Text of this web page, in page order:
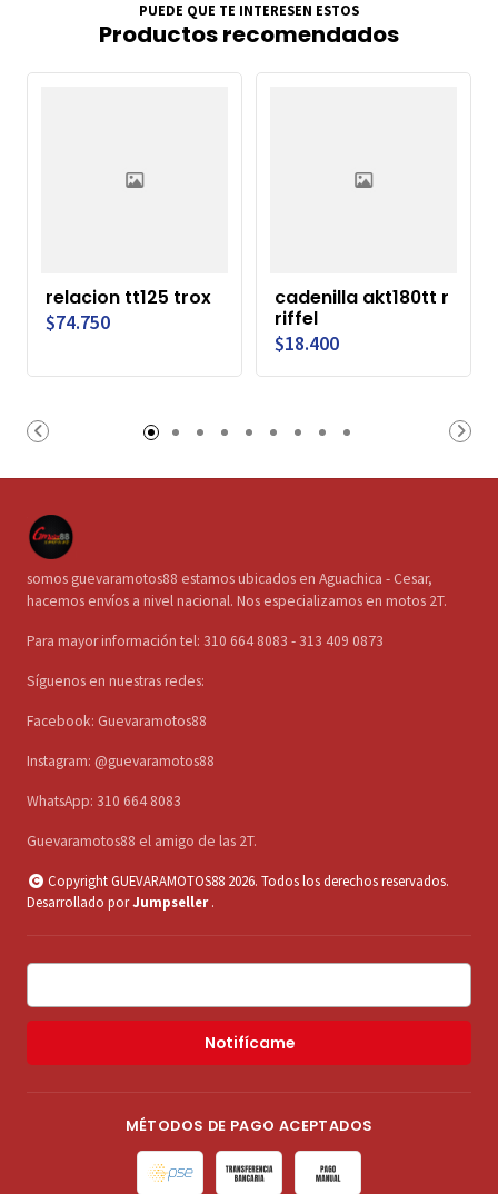
PUEDE QUE TE INTERESEN ESTOS
Productos recomendados
relacion tt125 trox
$74.750
cadenilla akt180tt r
riffel
$18.400
somos guevaramotos88 estamos ubicados en Aguachica - Cesar,
hacemos envíos a nivel nacional. Nos especializamos en motos 2T.
Para mayor información tel: 310 664 8083 - 313 409 0873
Síguenos en nuestras redes:
Facebook: Guevaramotos88
Instagram: @guevaramotos88
WhatsApp: 310 664 8083
Guevaramotos88 el amigo de las 2T.
Copyright GUEVARAMOTOS88 2026. Todos los derechos reservados.
Desarrollado porJumpseller .
Notifícame
MÉTODOS DE PAGO ACEPTADOS